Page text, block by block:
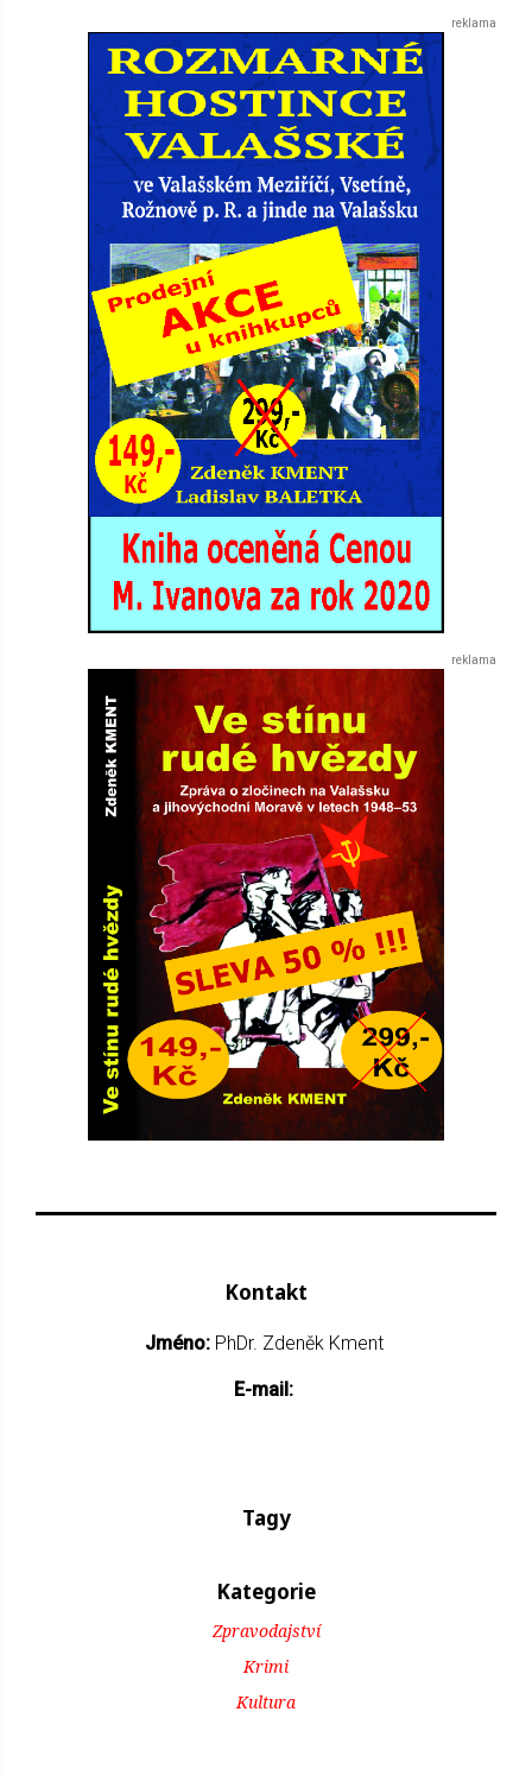
Kontakt
Jméno: PhDr. Zdeněk Kment
E-mail:
Tagy
Kategorie
Zpravodajství
Krimi
Kultura